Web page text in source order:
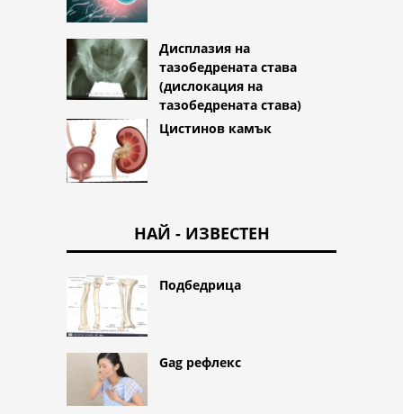
Дисплазия на
тазобедрената става
(дислокация на
тазобедрената става)
Цистинов камък
НАЙ - ИЗВЕСТЕН
Подбедрица
Gag рефлекс